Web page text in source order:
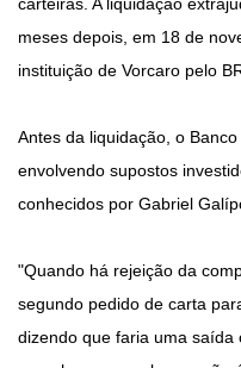
carteiras. A liquidação
meses depois, em 18 de
instituição de Vorcaro pelo
Antes da liquidação, o
envolvendo supostos
conhecidos por Gabriel
"Quando há rejeição da
segundo pedido de carta
dizendo que faria uma saída